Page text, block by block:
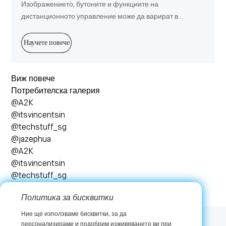
Изображението, бутоните и функциите на
дистанционното управление може да варират в
Научете повече
Виж повече
Потребителска галерия
@A2K
@itsvincentsin
@techstuff_sg
@jazephua
@A2K
@itsvincentsin
@techstuff_sg
Виж повече
Политика за бисквитки
Ние ще използваме бисквитки, за да
персонализираме и подобрим изживяването ви при